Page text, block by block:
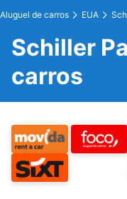
Aluguel de carros EUA
Schiller
carros